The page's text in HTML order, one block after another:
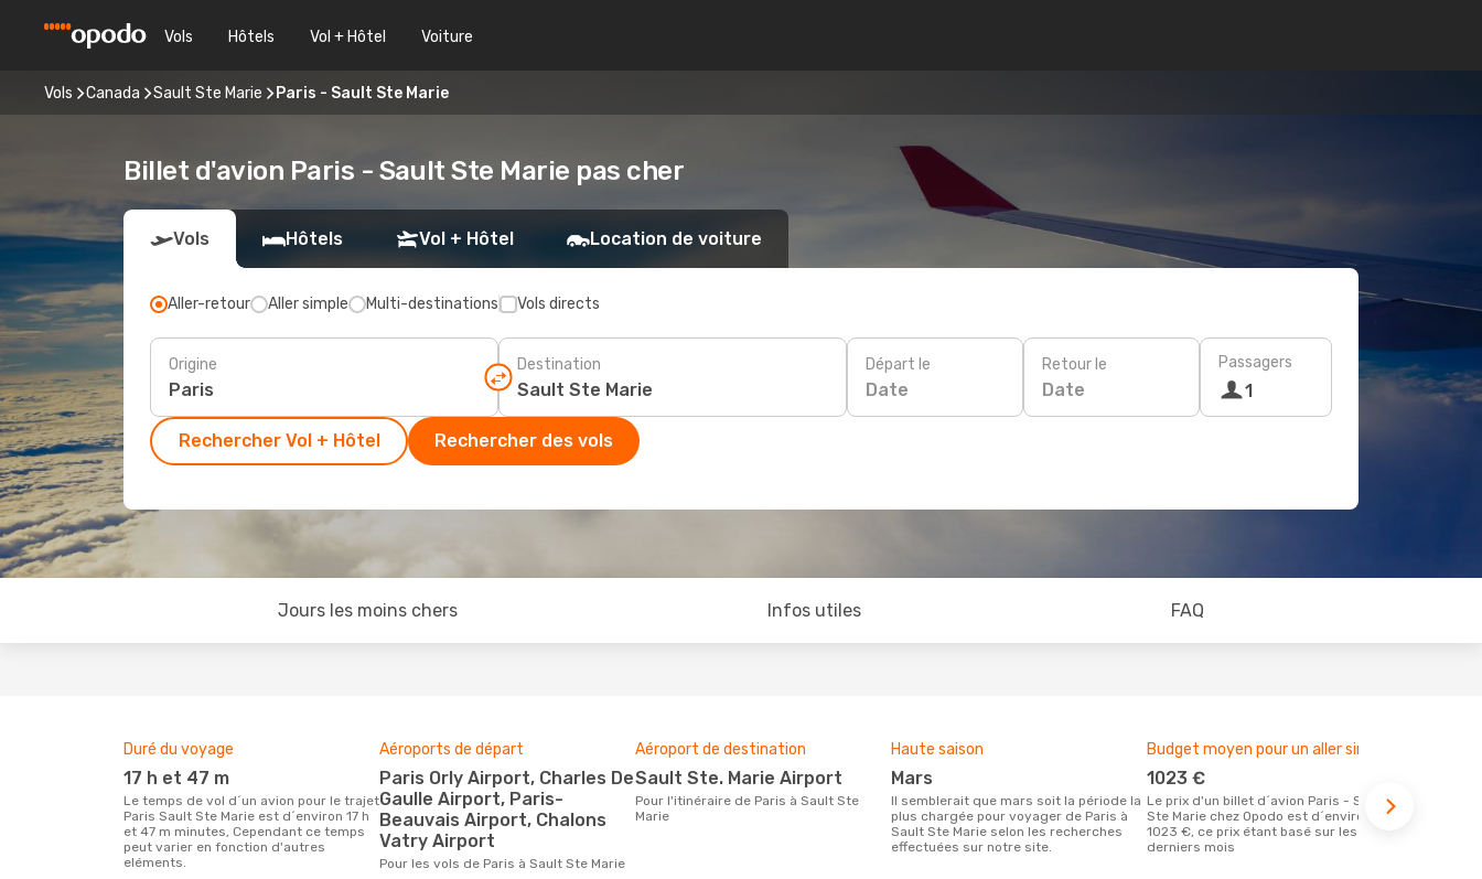
Vols Hôtels Vol + Hôtel Voiture
Vols Canada Sault Ste Marie Paris - Sault Ste Marie
Billet d'avion Paris - Sault Ste Marie pas cher
Vols Hôtels Vol + Hôtel Location de voiture
Aller-retour Aller simple Multi-destinations Vols directs
Origine Destination Départ le
Date
Retour le
Date
Passagers
1
Rechercher Vol + Hôtel Rechercher des vols
Jours les moins chers Infos utiles FAQ
Duré du voyage
17 h et 47 m
Le temps de vol d´un avion pour le trajet
Paris Sault Ste Marie est d´environ 17 h
et 47 m minutes, Cependant ce temps
peut varier en fonction d'autres
eléments.
Aéroports de départ
Paris Orly Airport, Charles De
Gaulle Airport, Paris-
Beauvais Airport, Chalons
Vatry Airport
Pour les vols de Paris à Sault Ste Marie
Aéroport de destination
Sault Ste. Marie Airport
Pour l'itinéraire de Paris à Sault Ste
Marie
Haute saison
mars
Il semblerait que mars soit la période la
plus chargée pour voyager de Paris à
Sault Ste Marie selon les recherches
effectuées sur notre site.
Budget moyen pour un aller simple
1023 €
Le prix d'un billet d´avion Paris - Sault
Ste Marie chez Opodo est d´environ
1023 €, ce prix étant basé sur les 6
derniers mois